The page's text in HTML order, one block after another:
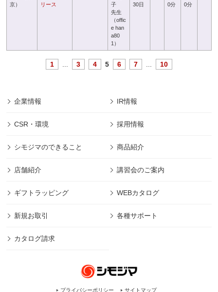
京）
リース
子
先生
（offic
e han
a80
1）
30日
0分
0分
1 3 4 5 6 7 10
企業情報 IR情報
CSR・環境 採用情報
シモジマのできること 商品紹介
店舗紹介 講習会のご案内
ギフトラッピング WEBカタログ
新規お取引 各種サポート
カタログ請求
プライバシーポリシー サイトマップ